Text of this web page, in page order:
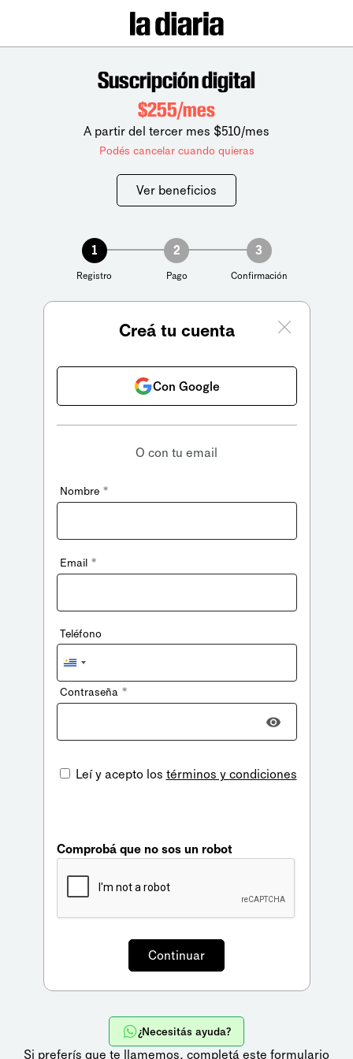
Suscripción digital
$255/mes
A partir del tercer mes $510/mes
Podés cancelar cuando quieras
Ver beneficios
1
Registro
2
Pago
3
Confirmación
Creá tu cuenta
Con Google
O con tu email
Nombre *
Email *
Teléfono
Uruguay
+598
Contraseña *
Leí y acepto los términos y condiciones
Comprobá que no sos un robot
¿Necesitás ayuda?
Si preferís que te llamemos, completá este formulario